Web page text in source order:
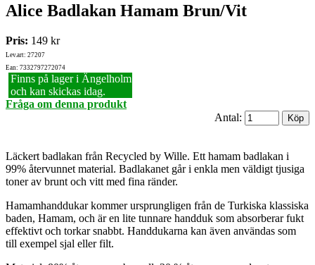
Alice Badlakan Hamam Brun/Vit
Pris: 149 kr
Lev.art: 27207
Ean: 7332797272074
Finns på lager i Ängelholm
och kan skickas idag.
Fråga om denna produkt
Antal:
Läckert badlakan från Recycled by Wille. Ett hamam badlakan i
99% återvunnet material. Badlakanet går i enkla men väldigt tjusiga
toner av brunt och vitt med fina ränder.
Hamamhanddukar kommer ursprungligen från de Turkiska klassiska
baden, Hamam, och är en lite tunnare handduk som absorberar fukt
effektivt och torkar snabbt. Handdukarna kan även användas som
till exempel sjal eller filt.